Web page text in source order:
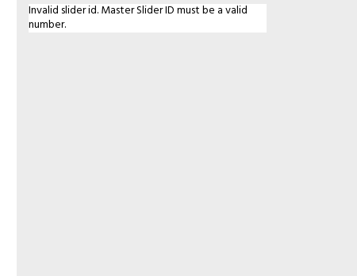
Invalid slider id. Master Slider ID must be a valid
number.